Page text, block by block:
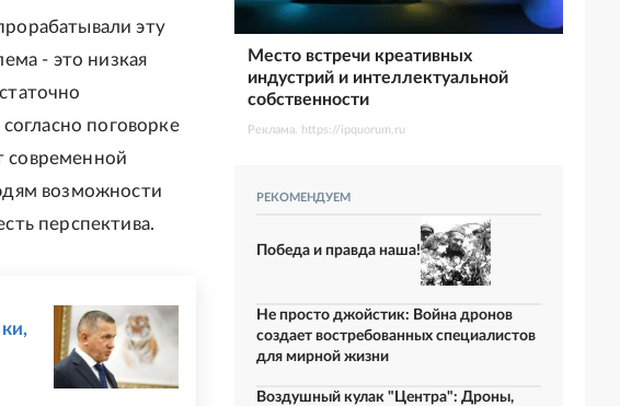
эту
- это низкая
поговорке
современной
возможности
перспектива.
Место встречи креативных
индустрий и интеллектуальной
собственности
Реклама. https://ipquorum.ru
РЕКОМЕНДУЕМ
Победа и правда наша!
Не просто джойстик: Война дронов
создает востребованных специалистов
для мирной жизни
Воздушный кулак "Центра": Дроны,